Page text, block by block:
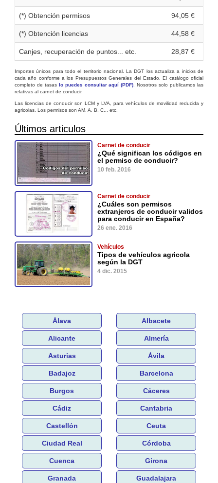
(*) Obtención permisos 94,05 €
(*) Obtención licencias 44,58 €
Canjes, recuperación de puntos... etc. 28,87 €
Importes únicos para todo el territorio nacional. La DGT los actualiza a inicios de
cada año conforme a los Presupuestos Generales del Estado. El catálogo oficial
completo de tasas lo puedes consultar aquí (PDF). Nosotros solo publicamos las
relativas al carnet de conducir.
Las licencias de conducir son LCM y LVA, para vehículos de movilidad reducida y
agricolas. Los permisos son AM, A, B, C... etc.
Últimos articulos
Carnet de conducir
¿Qué significan los códigos en
el permiso de conducir?
10 feb. 2016
Carnet de conducir
¿Cuáles son permisos
extranjeros de conducir validos
para conducir en España?
26 ene. 2016
Vehículos
Tipos de vehículos agricola
según la DGT
4 dic. 2015
Álava Albacete
Alicante Almería
Asturias Ávila
Badajoz Barcelona
Burgos Cáceres
Cádiz Cantabria
Castellón Ceuta
Ciudad Real Córdoba
Cuenca Girona
Granada Guadalajara